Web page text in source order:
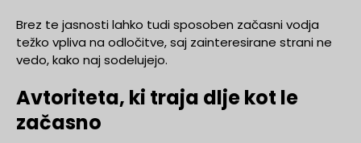
Brez te jasnosti lahko tudi sposoben začasni vodja
težko vpliva na odločitve, saj zainteresirane strani ne
vedo, kako naj sodelujejo.
Avtoriteta, ki traja dlje kot le
začasno